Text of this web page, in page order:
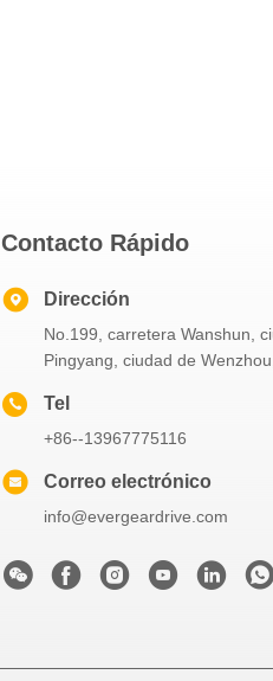
Contacto Rápido
Dirección
No.199, carretera Wanshun,
Pingyang, ciudad de
Tel
+86--13967775116
Correo electrónico
info@evergeardrive.com